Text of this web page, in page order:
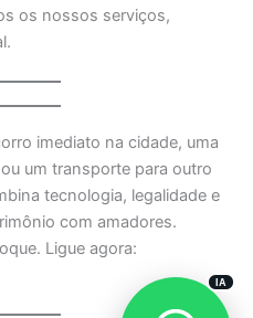
os nossos serviços,
imediato na cidade, uma
um transporte para outro
tecnologia, legalidade e
com amadores.
Ligue agora:
IA